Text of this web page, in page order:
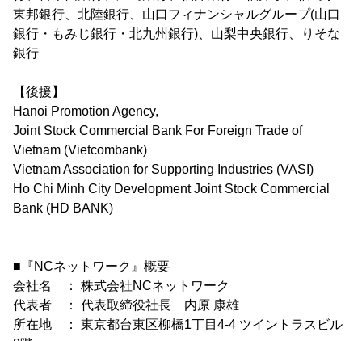
東邦銀行、北陸銀行、山口フィナンシャルグループ(山口
銀行・もみじ銀行・北九州銀行)、山梨中央銀行、りそな
銀行
【後援】
Hanoi Promotion Agency,
Joint Stock Commercial Bank For Foreign Trade of
Vietnam (Vietcombank)
Vietnam Association for Supporting Industries (VASI)
Ho Chi Minh City Development Joint Stock Commercial
Bank (HD BANK)
■『NCネットワーク』概要
会社名 ： 株式会社NCネットワーク
代表者 ： 代表取締役社長 内原 康雄
所在地 ： 東京都台東区柳橋1丁目4-4 ツイントラスビル